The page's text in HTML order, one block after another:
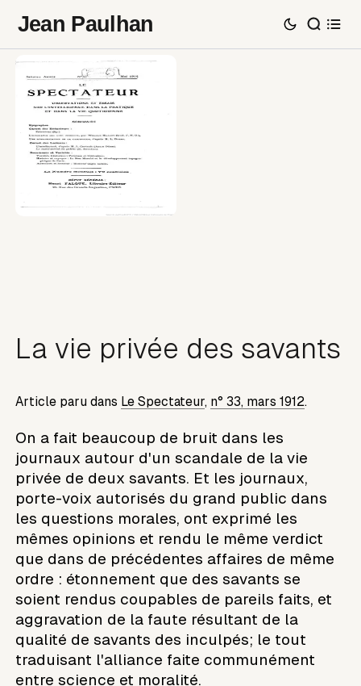
Jean Paulhan
La vie privée des savants
Article paru dans Le Spectateur, n° 33, mars 1912.
On a fait beaucoup de bruit dans les
journaux autour d'un scandale de la vie
privée de deux savants. Et les journaux,
porte-voix autorisés du grand public dans
les questions morales, ont exprimé les
mêmes opinions et rendu le même verdict
que dans de précédentes affaires de même
ordre : étonnement que des savants se
soient rendus coupables de pareils faits, et
aggravation de la faute résultant de la
qualité de savants des inculpés; le tout
traduisant l'alliance faite communément
entre science et moralité.